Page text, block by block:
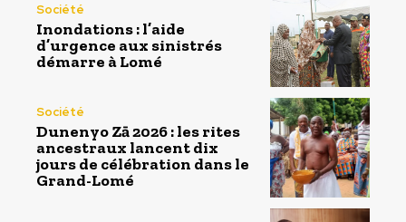
Société
Inondations : l’aide
d’urgence aux sinistrés
démarre à Lomé
Société
Dunenyo Zā 2026 : les rites
ancestraux lancent dix
jours de célébration dans le
Grand-Lomé